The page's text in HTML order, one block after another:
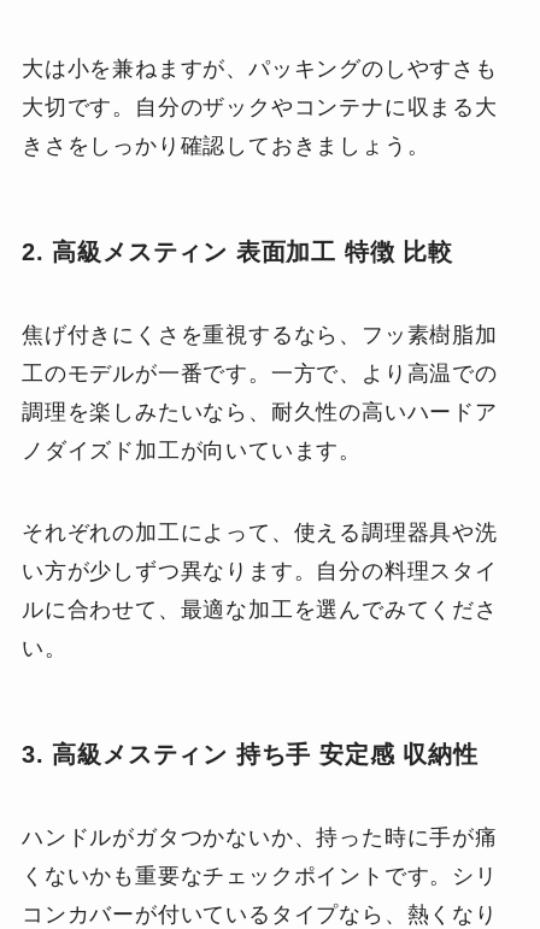
大は小を兼ねますが、パッキングのしやすさも
大切です。自分のザックやコンテナに収まる大
きさをしっかり確認しておきましょう。
2. 高級メスティン 表面加工 特徴 比較
焦げ付きにくさを重視するなら、フッ素樹脂加
工のモデルが一番です。一方で、より高温での
調理を楽しみたいなら、耐久性の高いハードア
ノダイズド加工が向いています。
それぞれの加工によって、使える調理器具や洗
い方が少しずつ異なります。自分の料理スタイ
ルに合わせて、最適な加工を選んでみてくださ
い。
3. 高級メスティン 持ち手 安定感 収納性
ハンドルがガタつかないか、持った時に手が痛
くないかも重要なチェックポイントです。シリ
コンカバーが付いているタイプなら、熱くなり